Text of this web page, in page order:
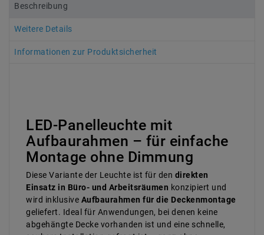
Beschreibung
Weitere Details
Informationen zur Produktsicherheit
LED-Panelleuchte mit
Aufbaurahmen – für einfache
Montage ohne Dimmung
Diese Variante der Leuchte ist für den direkten
Einsatz in Büro- und Arbeitsräumen konzipiert und
wird inklusive Aufbaurahmen für die Deckenmontage
geliefert. Ideal für Anwendungen, bei denen keine
abgehängte Decke vorhanden ist und eine schnelle,